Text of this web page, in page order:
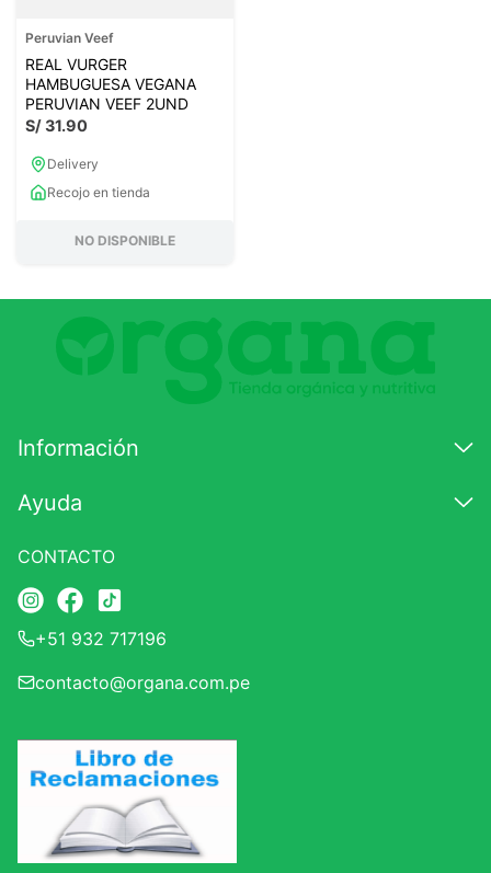
Peruvian Veef
REAL VURGER
HAMBUGUESA VEGANA
PERUVIAN VEEF 2UND
S/31.90
Delivery
Recojo en tienda
NO DISPONIBLE
Información
Ayuda
CONTACTO
+51 932 717196
contacto@organa.com.pe